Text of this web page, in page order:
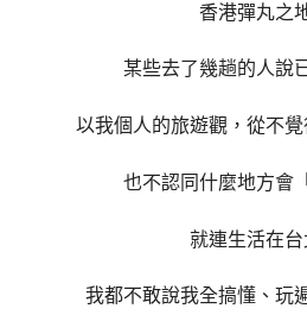
香港彈丸之
某些去了幾趟的人說
以我個人的旅遊觀，從不覺
也不認同什麼地方會
就連生活在台
我都不敢說我全搞懂、玩